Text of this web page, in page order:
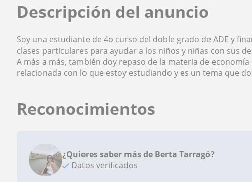
Descripción del anuncio
Soy una estudiante de 4o curso del doble grado de ADE y
clases particulares para ayudar a los niños y niñas con sus
A más a más, también doy repaso de la materia de
relacionada con lo que estoy estudiando y es un tema que
Reconocimientos
¿Quieres saber más de Berta Tarragó?
Datos verificados